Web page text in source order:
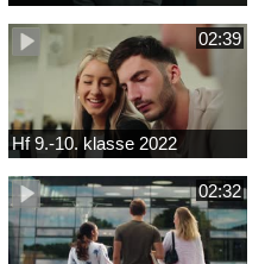
02:39
Hf 9.-10. klasse 2022
02:32